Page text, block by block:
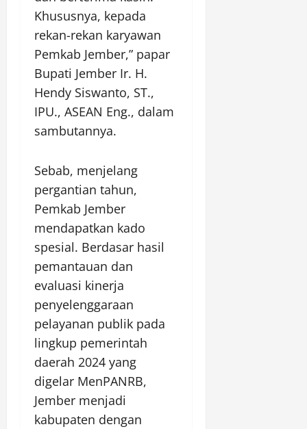
Khususnya, kepada
rekan-rekan karyawan
Pemkab Jember,” papar
Bupati Jember Ir. H.
Hendy Siswanto, ST.,
IPU., ASEAN Eng., dalam
sambutannya.
Sebab, menjelang
pergantian tahun,
Pemkab Jember
mendapatkan kado
spesial. Berdasar hasil
pemantauan dan
evaluasi kinerja
penyelenggaraan
pelayanan publik pada
lingkup pemerintah
daerah 2024 yang
digelar MenPANRB,
Jember menjadi
kabupaten dengan